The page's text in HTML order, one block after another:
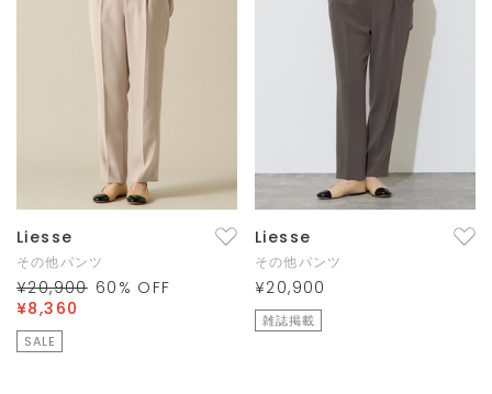
Liesse
その他パンツ
¥20,900 60 % OFF
¥8,360
SALE
Liesse
その他パンツ
¥20,900
雑誌掲載